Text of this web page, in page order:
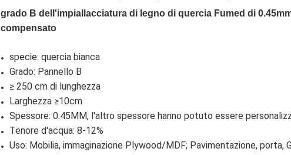
grado B dell'impiallacciatura di legno di quercia Fumed di
compensato
specie: quercia bianca
Grado: Pannello B
≥ 250 cm di lunghezza
Larghezza ≥10cm
Spessore: 0.45MM, l'altro spessore hanno potuto essere
Tenore d'acqua: 8-12%
Uso: Mobilia, immaginazione Plywood/MDF; Pavimentazione, porta,